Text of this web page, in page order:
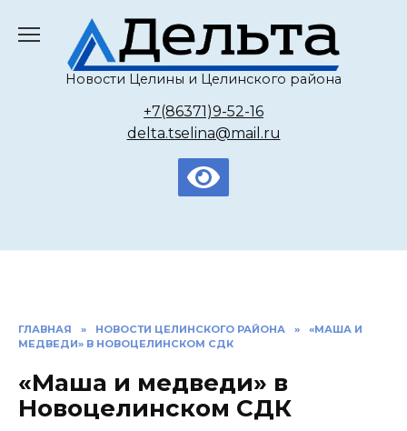
содержанию
Новости Целины и Целинского района
+7(86371)9-52-16
delta.tselina@mail.ru
ГЛАВНАЯ » НОВОСТИ ЦЕЛИНСКОГО РАЙОНА »
«МАША И
МЕДВЕДИ» В НОВОЦЕЛИНСКОМ СДК
«Маша и медведи» в
Новоцелинском СДК